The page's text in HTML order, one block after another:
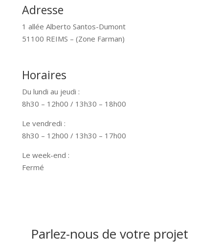
Adresse
1 allée Alberto Santos-Dumont
51100 REIMS – (Zone Farman)
Horaires
Du lundi au jeudi :
8h30 – 12h00 / 13h30 – 18h00
Le vendredi :
8h30 – 12h00 / 13h30 – 17h00
Le week-end :
Fermé
Parlez-nous de votre projet